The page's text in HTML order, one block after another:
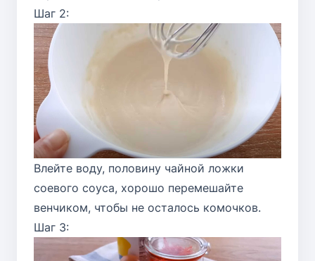
Шаг 2:
Влейте воду, половину чайной ложки
соевого соуса, хорошо перемешайте
венчиком, чтобы не осталось комочков.
Шаг 3: